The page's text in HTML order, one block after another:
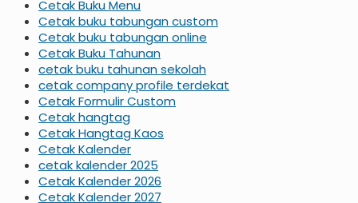
Cetak Buku Menu
Cetak buku tabungan custom
Cetak buku tabungan online
Cetak Buku Tahunan
cetak buku tahunan sekolah
cetak company profile terdekat
Cetak Formulir Custom
Cetak hangtag
Cetak Hangtag Kaos
Cetak Kalender
cetak kalender 2025
Cetak Kalender 2026
Cetak Kalender 2027